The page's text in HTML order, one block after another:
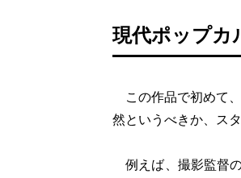
現代ポップカ
この作品で初めて
然というべきか、ス
例えば、撮影監督